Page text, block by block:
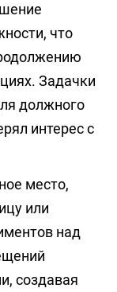
что
Задачки
должного
интерес с
место,
или
над
создавая